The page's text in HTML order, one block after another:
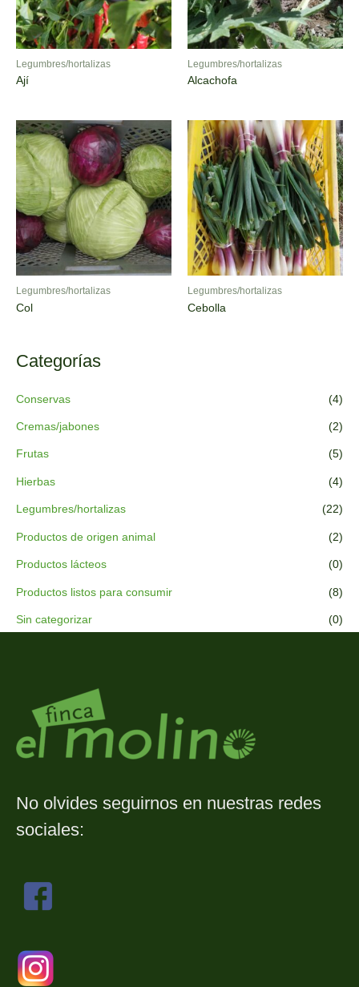
Legumbres/hortalizas
Ají
Legumbres/hortalizas
Alcachofa
Legumbres/hortalizas
Col
Legumbres/hortalizas
Cebolla
Categorías
Conservas (4)
Cremas/jabones (2)
Frutas (5)
Hierbas (4)
Legumbres/hortalizas (22)
Productos de origen animal (2)
Productos lácteos (0)
Productos listos para consumir (8)
Sin categorizar (0)
No olvides seguirnos en nuestras redes
sociales: